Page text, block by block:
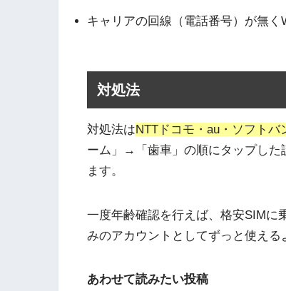
キャリアの回線（電話番号）が無
対処法
対処法はNTTドコモ・au・ソフトバ
ーム」→「歯車」の順にタップした
ます。
一度年齢確認を行えば、格安SIMに
みのアカウントとしてずっと使える
あわせて読みたい投稿